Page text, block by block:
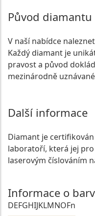
Původ diamantu
V naší nabídce
Každý diamant je
pravost a původ
mezinárodně
Další informace
Diamant je
laboratoří, která jej
laserovým číslováním
Informace o
DEFGHIJKLMNOFn